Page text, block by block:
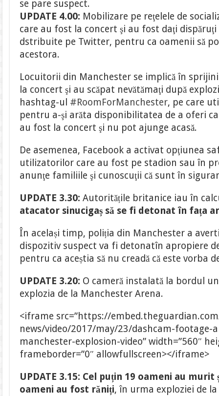
se pare suspect.
UPDATE 4.00: Mobilizare pe reţelele de
care au fost la concert şi au fost daţi
dstribuite pe Twitter, pentru ca oamenii să
acestora.
Locuitorii din Manchester se implică în
la concert şi au scăpat nevătămaţi după
hashtag-ul #RoomForManchester, pe care
pentru a-şi arăta disponibilitatea de a oferi
au fost la concert şi nu pot ajunge acasă.
De asemenea, Facebook a activat opţiunea
utilizatorilor care au fost pe stadion sau în
anunţe familiile şi cunoscuţii că sunt în
UPDATE 3.30:Autoritățile britanice iau în
atacator sinucigaș să se fi detonat în fața
În același timp, poliția din Manchester a
dispozitiv suspect va fi detonatîn apropiere
pentru ca aceștia să nu creadă că este vorba
UPDATE 3.20: O cameră instalată la bordul
explozia de la Manchester Arena.
<iframe src=”https://
news/video/2017/may/23/dashcam-footage-
manchester-explosion-video” width=”560″
frameborder=”0″ allowfullscreen></iframe>
UPDATE 3.15: Cel puțin 19 oameni au murit
oameni au fost răniți, în urma exploziei de